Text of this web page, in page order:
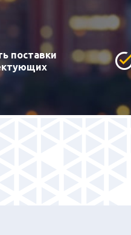
поставки